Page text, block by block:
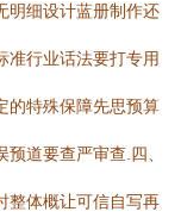
明细设计蓝册制作还
准行业话法要打专用
的特殊保障先思预算
道要查严审查.四、
整体概让可信自写再